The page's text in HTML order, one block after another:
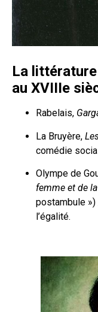
La littérature
au XVIIIe
Rabelais,
La Bruyère,
comédie
Olympe de
femme et de
postambule
l’égalité.